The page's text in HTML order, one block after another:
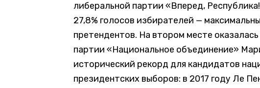
либеральной партии «Вперед,
27,8% голосов избирателей —
претендентов. На втором месте
партии «Национальное объединение»
исторический рекорд для кандидатов
президентских выборов: в 2017 году Ле